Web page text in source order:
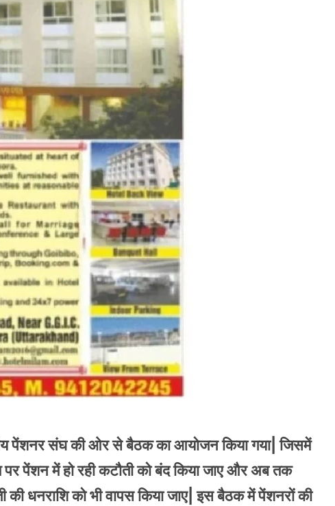
पेंशनर संघ की ओर से बैठक का आयोजन किया गया| जिसमें
पर पेंशन में हो रही कटौती को बंद किया जाए और अब तक
की धनराशि को भी वापस किया जाए| इस बैठक में पेंशनरों की